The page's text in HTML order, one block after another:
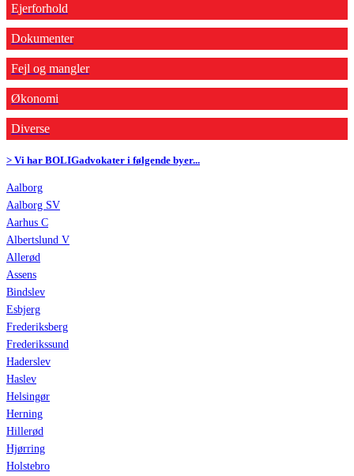
Ejerforhold
Dokumenter
Fejl og mangler
Økonomi
Diverse
> Vi har BOLIGadvokater i følgende byer...
Aalborg
Aalborg SV
Aarhus C
Albertslund V
Allerød
Assens
Bindslev
Esbjerg
Frederiksberg
Frederikssund
Haderslev
Haslev
Helsingør
Herning
Hillerød
Hjørring
Holstebro